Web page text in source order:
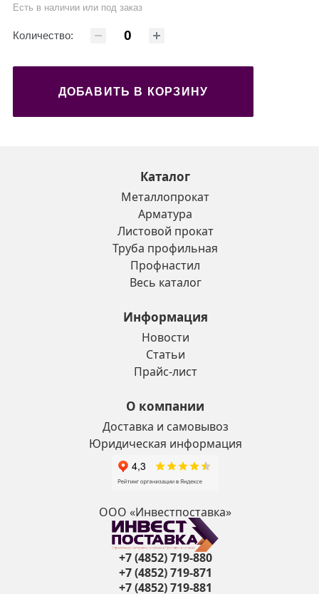
Есть в наличии или под заказ
Количество:
ДОБАВИТЬ В КОРЗИНУ
Каталог
Металлопрокат
Арматура
Листовой прокат
Труба профильная
Профнастил
Весь каталог
Информация
Новости
Статьи
Прайс-лист
О компании
Доставка и самовывоз
Юридическая информация
ООО «Инвестпоставка»
+7 (4852) 719-880
+7 (4852) 719-871
+7 (4852) 719-881